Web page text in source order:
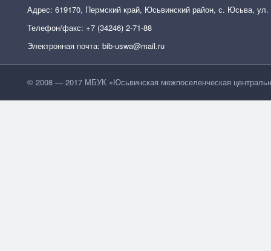
Адрес: 619170, Пермский край, Юсьвинский район, с. Юсьва, ул.
Телефон/факс: +7 (34246) 2-71-88
Электронная почта: bib-uswa@mail.ru
© 2008 — 2017 МБУК »Юсьвинская межпоселенческая